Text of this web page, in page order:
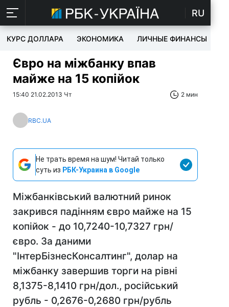
RU
КУРС ДОЛЛАРА ЭКОНОМИКА ЛИЧНЫЕ ФИНАНСЫ
Євро на міжбанку впав
майже на 15 копійок
15:40 21.02.2013 Чт 2 мин
RBC.UA
Не трать время на шум! Читай только
суть из РБК-Украина в Google
Міжбанківський валютний ринок
закрився падінням євро майже на 15
копійок - до 10,7240-10,7327 грн/
євро. За даними
"ІнтерБізнесКонсалтинг", долар на
міжбанку завершив торги на рівні
8,1375-8,1410 грн/дол., російський
рубль - 0,2676-0,2680 грн/рубль